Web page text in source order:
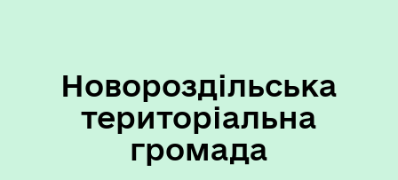
Новороздільська
територіальна
громада